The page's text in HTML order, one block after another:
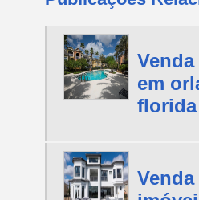
em
florida
Venda